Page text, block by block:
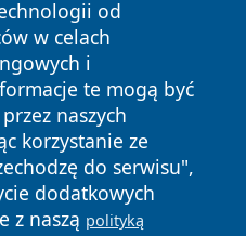
od
w celach
i
te mogą być
naszych
korzystanie ze
do serwisu",
dodatkowych
z naszą polityką
Wszystkie prawa
Polityka
Cookies